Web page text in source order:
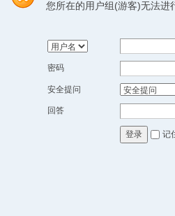
您所在的用户组(游客)无法进
密码
安全提问
回答
登录 记